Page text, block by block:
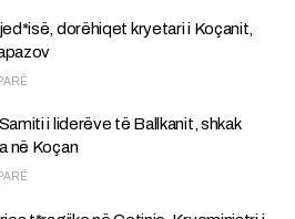
dorëhiqet kryetari i Koçanit,
i liderëve të Ballkanit, shkak
në Koçan